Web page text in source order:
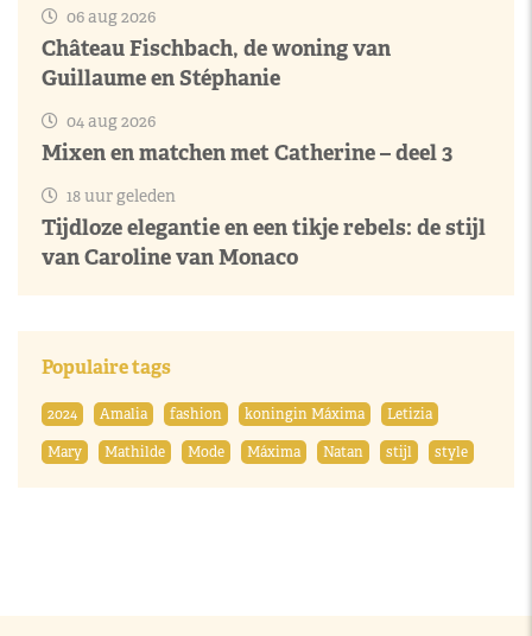
06 aug 2026
Château Fischbach, de woning van
Guillaume en Stéphanie
04 aug 2026
Mixen en matchen met Catherine – deel 3
18 uur geleden
Tijdloze elegantie en een tikje rebels: de stijl
van Caroline van Monaco
Populaire tags
2024 Amalia fashion koningin Máxima
Letizia
Mary
Mathilde Mode Máxima Natan stijl style